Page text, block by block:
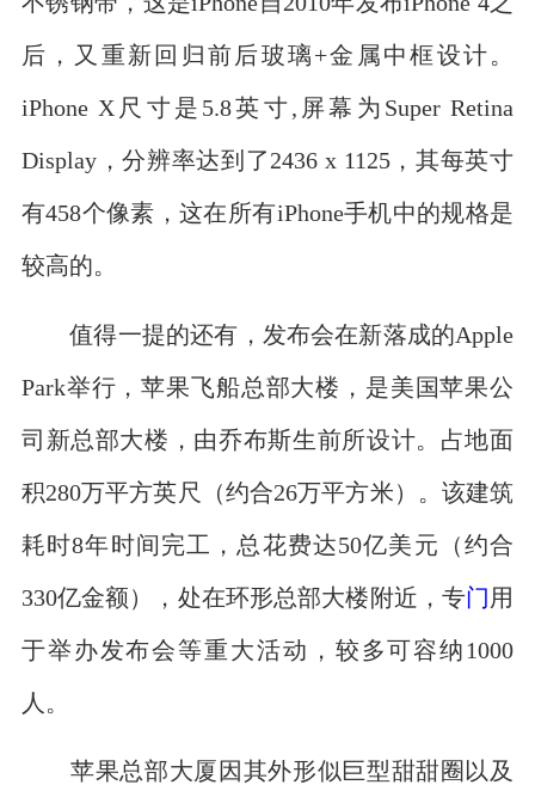
后，又重新回归前后玻璃+金属中框设计。
iPhone X尺寸是5.8英寸,屏幕为Super Retina
Display，分辨率达到了2436 x 1125，其每英寸
有458个像素，这在所有iPhone手机中的规格是
较高的。
值得一提的还有，发布会在新落成的Apple
Park举行，苹果飞船总部大楼，是美国苹果公
司新总部大楼，由乔布斯生前所设计。占地面
积280万平方英尺（约合26万平方米）。该建筑
耗时8年时间完工，总花费达50亿美元（约合
330亿金额），处在环形总部大楼附近，专门 用
于举办发布会等重大活动，较多可容纳1000
人。
苹果总部大厦因其外形似巨型甜甜圈以及